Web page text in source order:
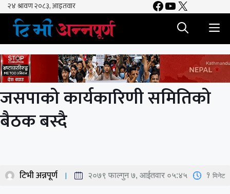
Skip
content
Facebook
YouTube
X
जसपाको कार्यकारिणी समितिको
बैठक बस्दै
टिभी अन्नपूर्ण २०७९ फाल्गुन ७, आईतवार ०५:४५ 1 मिनेट